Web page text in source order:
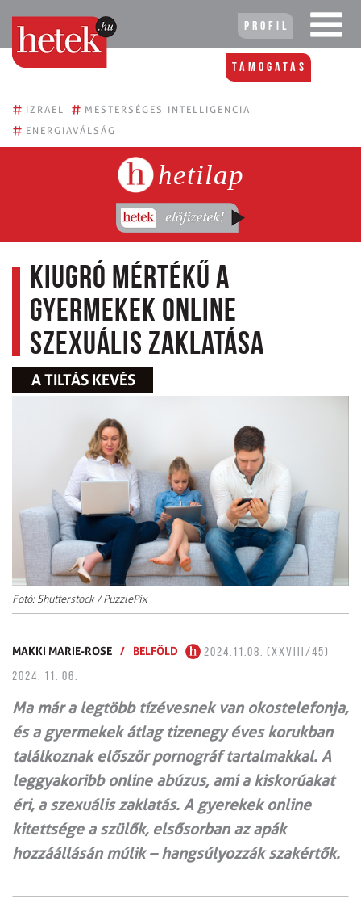
Profil
Támogatás
# IZRAEL # MESTERSÉGES INTELLIGENCIA
# ENERGIAVÁLSÁG
hetilap
Kiugró mértékű a
gyermekek online
szexuális zaklatása
A TILTÁS KEVÉS
Fotó: Shutterstock / PuzzlePix
MAKKI MARIE-ROSE / BELFÖLD
2024.11.08. (XXVIII/45)
2024. 11. 06.
Ma már a legtöbb tíz­évesnek van okostelefonja,
és a gyermekek átlag tizenegy éves korukban
találkoznak először pornográf tartalmakkal. A
leggyakoribb online abúzus, ami a kiskorúakat
éri, a szexuális zaklatás. A gyerekek online
kitettsége a szülők, elsősorban az apák
hozzáállásán múlik – hangsúlyozzák szakértők.